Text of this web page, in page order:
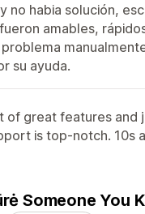
no habia solución,
amables,
su ayuda.
of great features and
is top-notch. 10s
Someone You